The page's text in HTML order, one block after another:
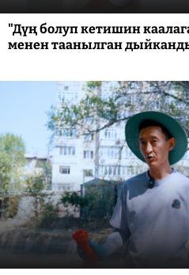
"Дүң болуп кетишин
менен таанылган